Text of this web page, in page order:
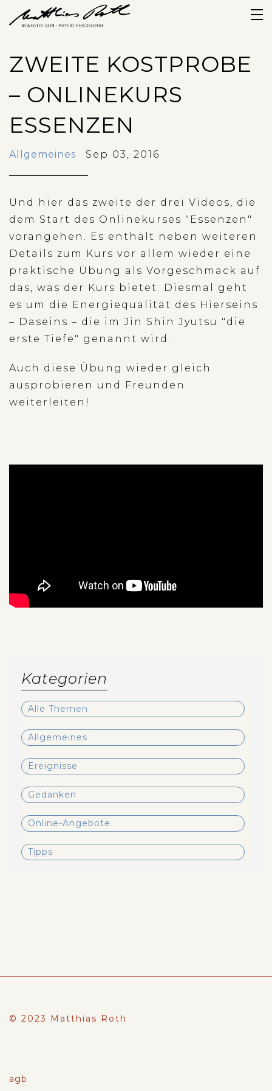
newsletter
ZWEITE KOSTPROBE
– ONLINEKURS
ESSENZEN
Allgemeines Sep 03, 2016
Und hier das zweite der drei Videos, die
dem Start des Onlinekurses "Essenzen"
vorangehen. Es enthält neben weiteren
Details zum Kurs vor allem wieder eine
praktische Übung als Vorgeschmack auf
das, was der Kurs bietet. Diesmal geht
es um die Energiequalität des Hierseins
– Daseins – die im Jin Shin Jyutsu "die
erste Tiefe" genannt wird.
Auch diese Übung wieder gleich
ausprobieren und Freunden
weiterleiten!
Kategorien
Alle Themen
Allgemeines
Ereignisse
Gedanken
Online-Angebote
Tipps
© 2023 Matthias Roth
agb